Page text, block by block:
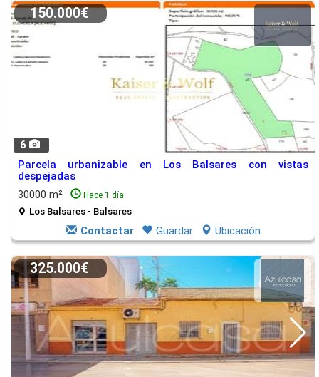
6
150.000€
Parcela urbanizable en Los Balsares con vistas
despejadas
30000 m²
Hace 1 día
Los Balsares - Balsares
Contactar Guardar Ubicación
325.000€